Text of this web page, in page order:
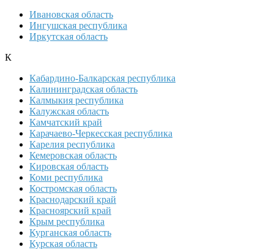
Ивановская область
Ингушская республика
Иркутская область
К
Кабардино-Балкарская республика
Калининградская область
Калмыкия республика
Калужская область
Камчатский край
Карачаево-Черкесская республика
Карелия республика
Кемеровская область
Кировская область
Коми республика
Костромская область
Краснодарский край
Красноярский край
Крым республика
Курганская область
Курская область